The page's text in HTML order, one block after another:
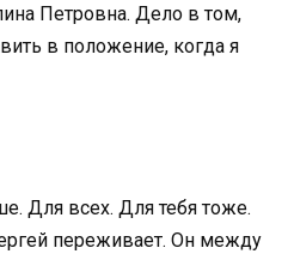
Петровна. Дело в том,
в положение, когда я
Для всех. Для тебя тоже.
переживает. Он между